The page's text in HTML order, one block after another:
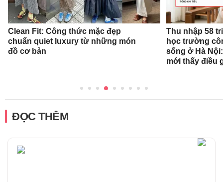
Clean Fit: Công thức mặc đẹp
chuẩn quiet luxury từ những món
đồ cơ bản
Thu nhập 58
học trường
sống ở Hà
mới thấy điều
ĐỌC THÊM